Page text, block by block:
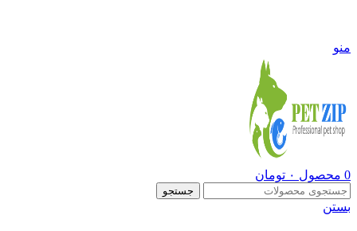
منو
0 محصول ۰ تومان
جستجو
بستن